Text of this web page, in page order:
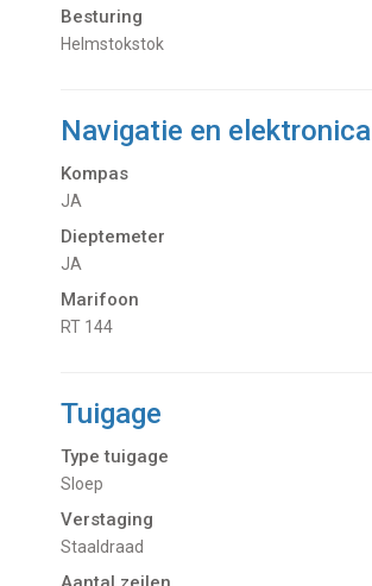
Besturing
Helmstokstok
Navigatie en elektronica
Kompas
JA
Dieptemeter
JA
Marifoon
RT 144
Tuigage
Type tuigage
Sloep
Verstaging
Staaldraad